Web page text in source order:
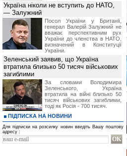
Україна ніколи не вступить до НАТО,
— Залужний
Посол України у Британії,
генерал Валерій Залужний не
вважає перспективним рух
України до членства в НАТО,
визначений в Конституції
України.
Зеленський заявив, що Україна
втратила близько 50 тисяч військових
загиблими
За словами Володимира
Зеленського, Україна
втратила на війні близько 50
тисяч військових загиблими,
тоді як Росія - 700 тисяч.
ПІДПИСКА НА НОВИНИ
Для підписки на розсилку новин введіть Вашу поштову
адресу :